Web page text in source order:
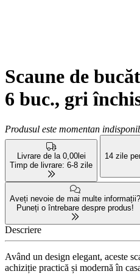
Scaune de
6 buc., gri
Produsul este momentan
Livrare de la 0,00lei
Timp de livrare: 6-8 zile
14 zile
Aveți nevoie de mai multe informații?
Puneți o întrebare despre produs!
Descriere
Având un design elegant, aceste
achiziție practică și modernă în